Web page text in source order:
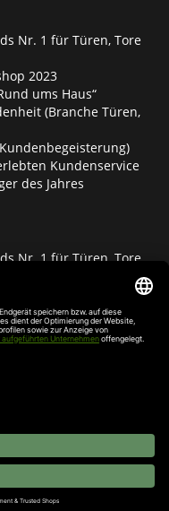
Nr. 1 für Türen, Tore
2023
ums Haus“
(Branche Türen,
Kundenservice
des Jahres
Nr. 1 für Türen, Tore
2022
ums Haus“
Kundenservice
Rang (Türen, Tore &
GmbH